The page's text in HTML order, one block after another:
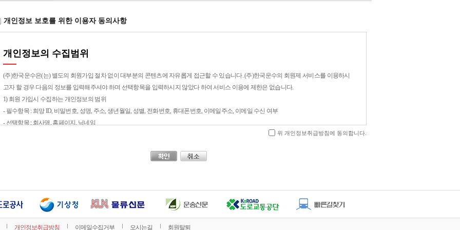
개인정보 보호를 위한 이용자 동의사항
개인정보의 수집범위
(주)한국운수은(는) 별도의 회원가입 절차 없이 대부분의 콘텐츠에 자유롭게 접근할 수 있습니다. (주)한국운수의 회원제 서비스를 이용하시
고자 할 경우 다음의 정보를 입력해주셔야 하며 선택항목을 입력하시지 않았다 하여 서비스 이용에 제한은 없습니다.
1) 회원 가입시 수집하는 개인정보의 범위
- 필수항목 : 희망 ID, 비밀번호, 성명, 주소, 생년월일, 성별, 전화번호, 휴대폰번호, 이메일주소, 이메일 수신 여부
- 선택항목 : 회사명, 홈페이지, 닉네임
- 이메일주소, 이메일 수신여부, 전화번호 : 고지사항 전달, 본인 의사 확인, 불만 처리 등 원활한 의사소통 경로의 확보, 새로운 서비스/신상품이
나 이벤트 정보의 안내
위 개인정보취급방침에 동의합니다.
개인정보취급방침 이메일수집거부 오시는길 회원탈퇴